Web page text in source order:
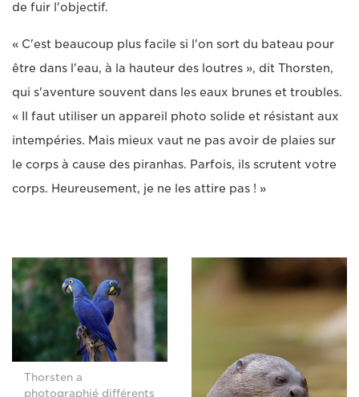
de fuir l'objectif.
« C'est beaucoup plus facile si l'on sort du bateau pour
être dans l'eau, à la hauteur des loutres », dit Thorsten,
qui s'aventure souvent dans les eaux brunes et troubles.
« Il faut utiliser un appareil photo solide et résistant aux
intempéries. Mais mieux vaut ne pas avoir de plaies sur
le corps à cause des piranhas. Parfois, ils scrutent votre
corps. Heureusement, je ne les attire pas ! »
Thorsten a
photographié différents